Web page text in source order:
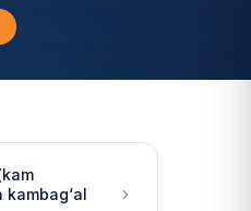
kambag‘al